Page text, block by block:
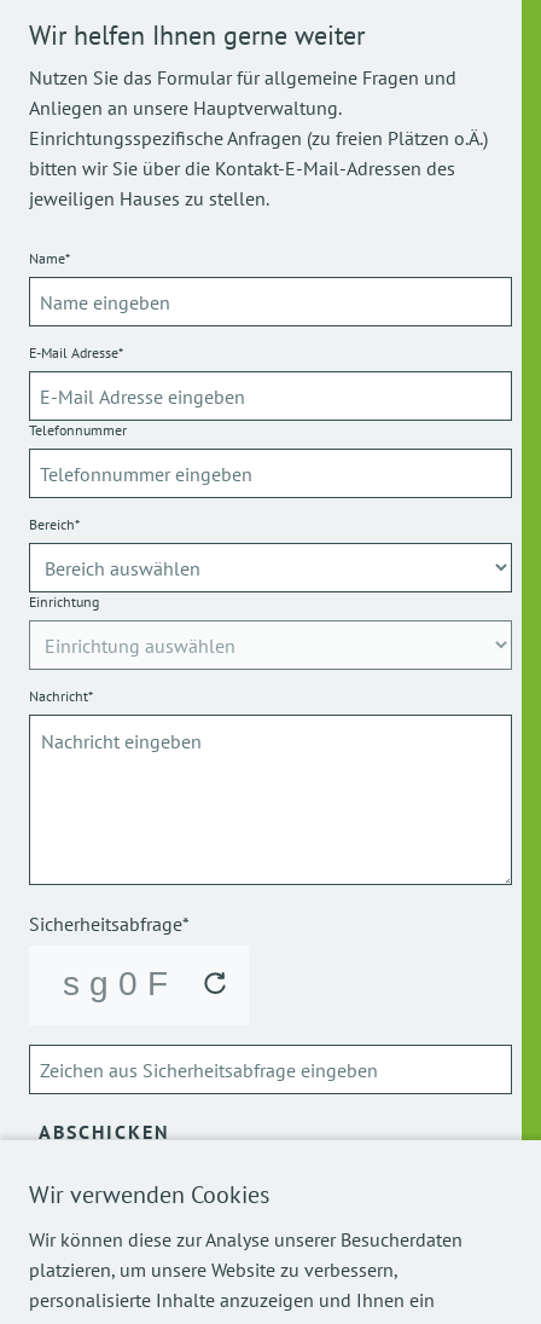
Wir verwenden Cookies
Wir können diese zur Analyse unserer Besucherdaten
platzieren, um unsere Website zu verbessern,
personalisierte Inhalte anzuzeigen und Ihnen ein
Wir helfen Ihnen gerne weiter
Nutzen Sie das Formular für allgemeine Fragen und
Anliegen an unsere Hauptverwaltung.
Einrichtungsspezifische Anfragen (zu freien Plätzen o.Ä.)
bitten wir Sie über die Kontakt-E-Mail-Adressen des
jeweiligen Hauses zu stellen.
Name*
E-Mail Adresse*
Telefonnummer
Bereich*
Einrichtung
Nachricht*
Sicherheitsabfrage*
ABSCHICKEN
Über die Verarbeitung meiner personenbezogenen Daten